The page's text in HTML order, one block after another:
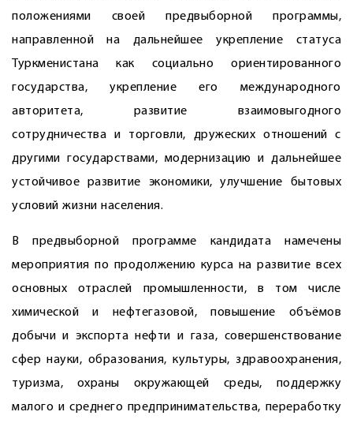
положениями своей предвыборной программы,
направленной на дальнейшее укрепление статуса
Туркменистана как социально ориентированного
государст­ва, укрепление его международного
авторитета, развитие взаимовыгодного
сотрудничества и торговли, дружеских отношений с
другими государствами, модернизацию и дальнейшее
устойчивое развитие экономики, улучшение бытовых
условий жизни населения.
В предвыборной программе кандидата намечены
мероприятия по продолжению курса на развитие всех
основных отраслей промышленности, в том числе
химической и нефтегазовой, повышение объёмов
добычи и экспорта нефти и газа, совершенствование
сфер науки, образования, культуры, здравоохранения,
туризма, охраны окружающей среды, поддержку
малого и среднего предпринимательства, переработку